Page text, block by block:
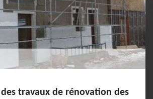
travaux de rénovation des